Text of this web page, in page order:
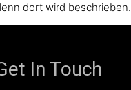
dort wird beschrieben.
In Touch